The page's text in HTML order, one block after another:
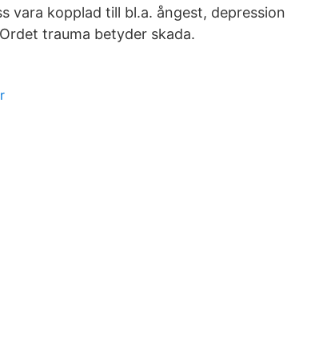
vara kopplad till bl.a. ångest, depression
trauma betyder skada.